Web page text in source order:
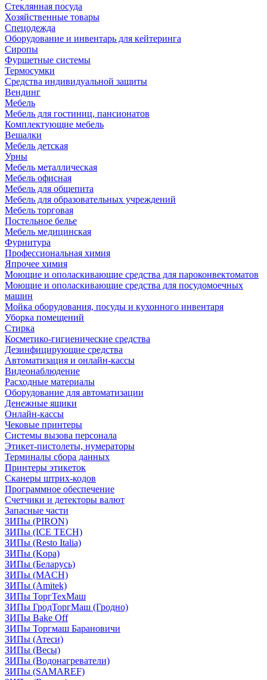
Стеклянная посуда
Хозяйственные товары
Спецодежда
Оборудование и инвентарь для кейтеринга
Сиропы
Фуршетные системы
Термосумки
Средства индивидуальной защиты
Вендинг
Мебель
Мебель для гостиниц, пансионатов
Комплектующие мебель
Вешалки
Мебель детская
Урны
Мебель металлическая
Мебель офисная
Мебель для общепита
Мебель для образовательных учреждений
Мебель торговая
Постельное белье
Мебель медицинская
Фурнитура
Профессиональная химия
Япрочее химия
Моющие и ополаскивающие средства для пароконвектоматов
Моющие и ополаскивающие средства для посудомоечных
машин
Мойка оборудования, посуды и кухонного инвентаря
Уборка помещений
Стирка
Косметико-гигиенические средства
Дезинфицирующие средства
Автоматизация и онлайн-кассы
Видеонаблюдение
Расходные материалы
Оборудование для автоматизации
Денежные ящики
Онлайн-кассы
Чековые принтеры
Системы вызова персонала
Этикет-пистолеты, нумераторы
Терминалы сбора данных
Принтеры этикеток
Сканеры штрих-кодов
Программное обеспечение
Счетчики и детекторы валют
Запасные части
ЗИПы (PIRON)
ЗИПы (ICE TECH)
ЗИПы (Resto Italia)
ЗИПы (Kopa)
ЗИПы (Беларусь)
ЗИПы (MACH)
ЗИПы (Amitek)
ЗИПы ТоргТехМаш
ЗИПы ГродТоргМаш (Гродно)
ЗИПы Bake Off
ЗИПы Торгмаш Барановичи
ЗИПы (Атеси)
ЗИПы (Весы)
ЗИПы (Водонагреватели)
ЗИПы (SAMAREF)